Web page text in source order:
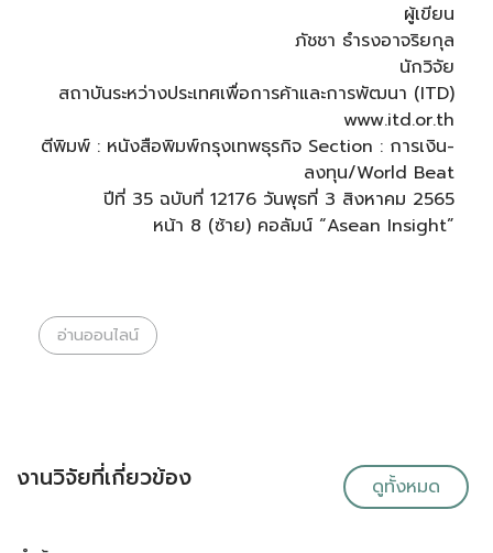
ผู้เขียน
ภัชชา ธำรงอาจริยกุล
นักวิจัย
สถาบันระหว่างประเทศเพื่อการค้าและการพัฒนา (ITD)
www.itd.or.th
ตีพิมพ์ : หนังสือพิมพ์กรุงเทพธุรกิจ Section : การเงิน-
ลงทุน/World Beat
ปีที่ 35 ฉบับที่ 12176 วันพุธที่ 3 สิงหาคม 2565
หน้า 8 (ซ้าย) คอลัมน์ “Asean Insight”
อ่านออนไลน์
งานวิจัยที่เกี่ยวข้อง ดูทั้งหมด